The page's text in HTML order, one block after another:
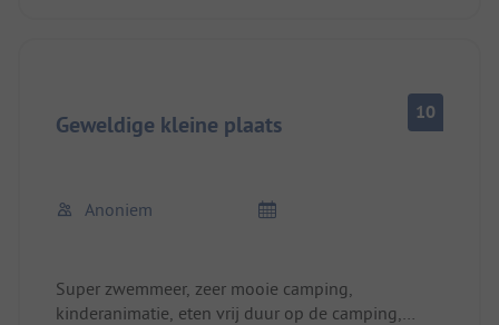
Geweldige kleine plaats 10
Anoniem
Super zwemmeer, zeer mooie camping,
kinderanimatie, eten vrij duur op de camping,